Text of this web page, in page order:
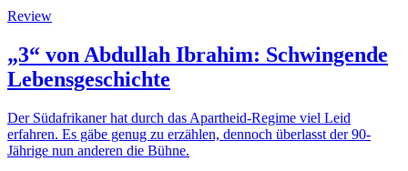
Review
„3“ von Abdullah Ibrahim: Schwingende
Lebensgeschichte
Der Südafrikaner hat durch das Apartheid-Regime viel Leid
erfahren. Es gäbe genug zu erzählen, dennoch überlasst der 90-
Jährige nun anderen die Bühne.